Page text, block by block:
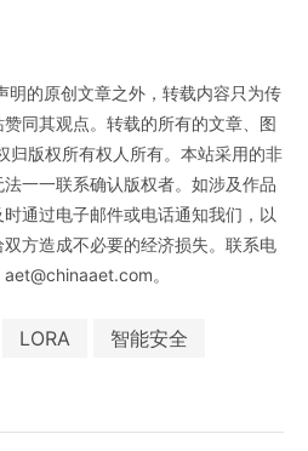
明的原创文章之外，转载内容只为传
同其观点。转载的所有的文章、图
归版权所有权人所有。本站采用的非
一一联系确认版权者。如涉及作品
通过电子邮件或电话通知我们，以
方造成不必要的经济损失。联系电
。
LORA 智能安全